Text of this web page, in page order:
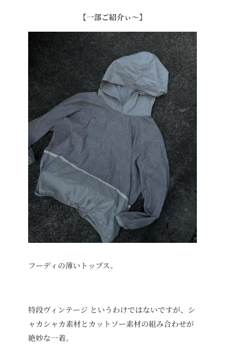
【一部ご紹介ぃ〜】
フーディの薄いトップス。
特段ヴィンテージ というわけではないですが、シ
ャカシャカ素材とカットソー素材の組み合わせが
絶妙な一着。